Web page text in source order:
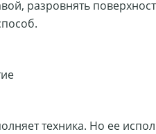
разровнять
техника. Но ее